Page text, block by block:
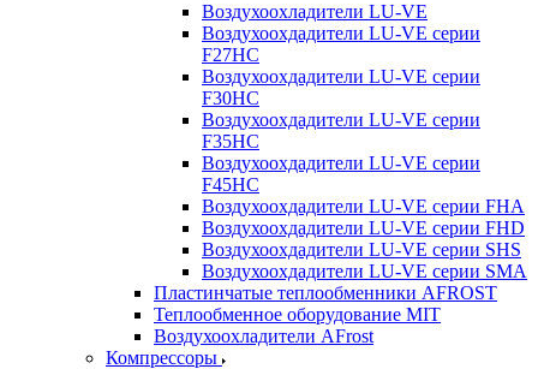
Воздухоохладители LU-VE
Воздухоохдадители LU-VE серии
F27HC
Воздухоохдадители LU-VE серии
F30HC
Воздухоохдадители LU-VE серии
F35HC
Воздухоохдадители LU-VE серии
F45HC
Воздухоохдадители LU-VE серии FHA
Воздухоохдадители LU-VE серии FHD
Воздухоохдадители LU-VE серии SHS
Воздухоохдадители LU-VE серии SMA
Пластинчатые теплообменники AFROST
Теплообменное оборудование MIT
Воздухоохладители AFrost
Компрессоры